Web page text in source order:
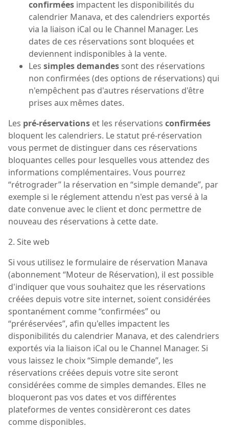
confirmées impactent les disponibilités du
calendrier Manava, et des calendriers exportés
via la liaison iCal ou le Channel Manager. Les
dates de ces réservations sont bloquées et
deviennent indisponibles à la vente.
Les simples demandes sont des réservations
non confirmées (des options de réservations) qui
n'empêchent pas d'autres réservations d'être
prises aux mêmes dates.
Les pré-réservations et les réservations confirmées
bloquent les calendriers. Le statut pré-réservation
vous permet de distinguer dans ces réservations
bloquantes celles pour lesquelles vous attendez des
informations complémentaires. Vous pourrez
“rétrograder” la réservation en “simple demande”, par
exemple si le réglement attendu n'est pas versé à la
date convenue avec le client et donc permettre de
nouveau des réservations à cette date.
2. Site web
Si vous utilisez le formulaire de réservation Manava
(abonnement “Moteur de Réservation), il est possible
d'indiquer que vous souhaitez que les réservations
créées depuis votre site internet, soient considérées
spontanément comme “confirmées” ou
“préréservées”, afin qu'elles impactent les
disponibilités du calendrier Manava, et des calendriers
exportés via la liaison iCal ou le Channel Manager. Si
vous laissez le choix “Simple demande”, les
réservations créées depuis votre site seront
considérées comme de simples demandes. Elles ne
bloqueront pas vos dates et vos différentes
plateformes de ventes considèreront ces dates
comme disponibles.